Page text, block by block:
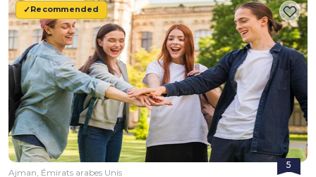
Recommended
5
Ajman, Émirats arabes Unis